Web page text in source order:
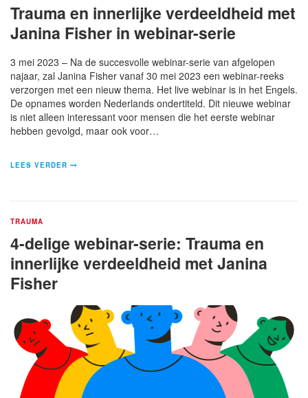
Trauma en innerlijke verdeeldheid met
Janina Fisher in webinar-serie
3 mei 2023 – Na de succesvolle webinar-serie van afgelopen
najaar, zal Janina Fisher vanaf 30 mei 2023 een webinar-reeks
verzorgen met een nieuw thema. Het live webinar is in het Engels.
De opnames worden Nederlands ondertiteld. Dit nieuwe webinar
is niet alleen interessant voor mensen die het eerste webinar
hebben gevolgd, maar ook voor…
LEES VERDER
TRAUMA
4-delige webinar-serie: Trauma en
innerlijke verdeeldheid met Janina
Fisher